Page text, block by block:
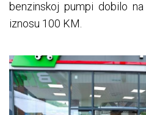
benzinskoj pumpi dobilo
iznosu 100 KM.